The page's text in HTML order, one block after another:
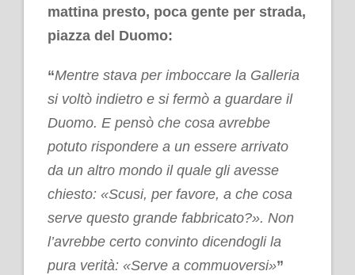
mattina presto, poca gente per strada,
piazza del Duomo:
“Mentre stava per imboccare la Galleria
si voltò indietro e si fermò a guardare il
Duomo. E pensò che cosa avrebbe
potuto rispondere a un essere arrivato
da un altro mondo il quale gli avesse
chiesto: «Scusi, per favore, a che cosa
serve questo grande fabbricato?». Non
l’avrebbe certo convinto dicendogli la
pura verità: «Serve a commuoversi»”